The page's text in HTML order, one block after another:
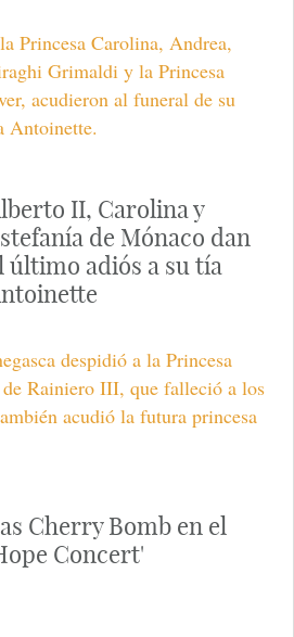
Princesa Carolina, Andrea,
Grimaldi y la Princesa
acudieron al funeral de su
Antoinette.
II, Carolina y
de Mónaco dan
último adiós a su tía
despidió a la Princesa
Rainiero III, que falleció a los
acudió la futura princesa
Cherry Bomb en el
Concert'